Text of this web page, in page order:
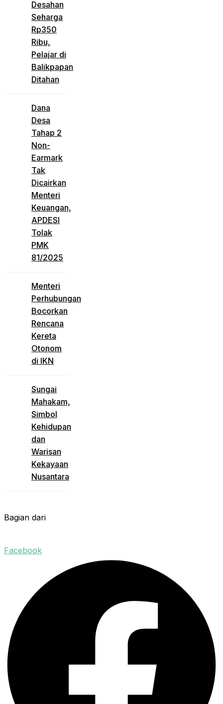
Desahan
Seharga
Rp350
Ribu,
Pelajar di
Balikpapan
Ditahan
Dana
Desa
Tahap 2
Non-
Earmark
Tak
Dicairkan
Menteri
Keuangan,
APDESI
Tolak
PMK
81/2025
Menteri
Perhubungan
Bocorkan
Rencana
Kereta
Otonom
di IKN
Sungai
Mahakam,
Simbol
Kehidupan
dan
Warisan
Kekayaan
Nusantara
Bagian dari
Facebook